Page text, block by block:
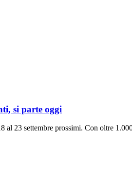
si parte oggi
al 23 settembre prossimi. Con oltre